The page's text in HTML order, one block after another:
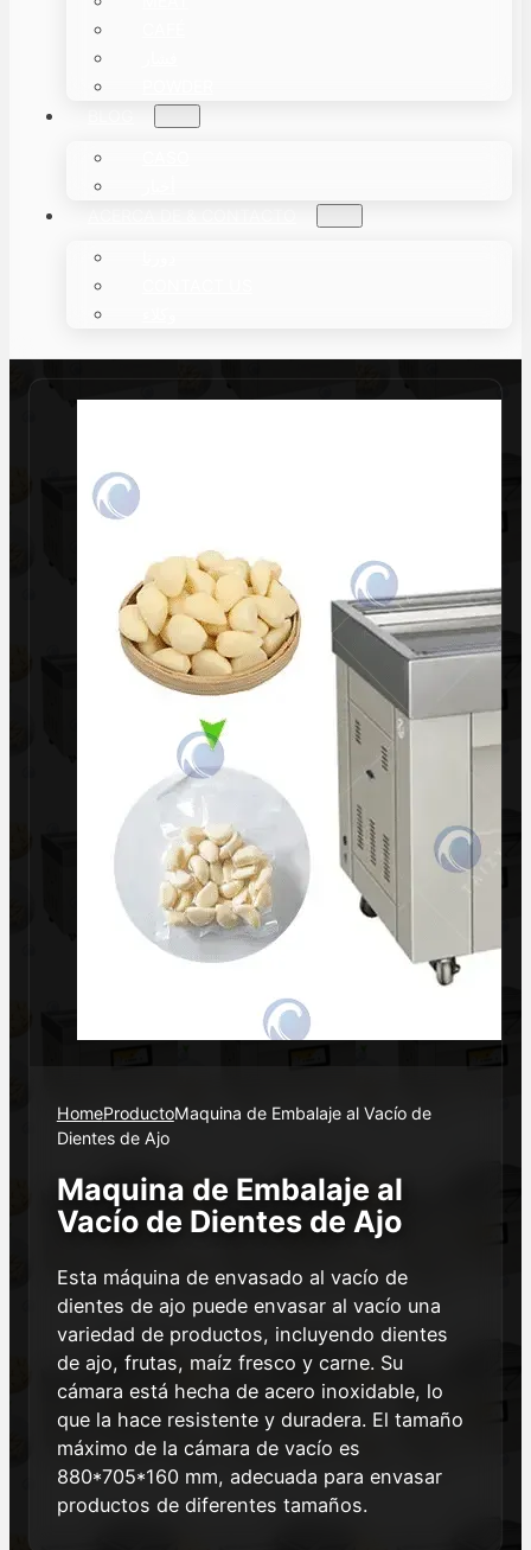
HomeProductoMaquina de Embalaje al Vacío de
Dientes de Ajo
Maquina de Embalaje al
Vacío de Dientes de Ajo
Esta máquina de envasado al vacío de
dientes de ajo puede envasar al vacío una
variedad de productos, incluyendo dientes
de ajo, frutas, maíz fresco y carne. Su
cámara está hecha de acero inoxidable, lo
que la hace resistente y duradera. El tamaño
máximo de la cámara de vacío es
880*705*160 mm, adecuada para envasar
productos de diferentes tamaños.